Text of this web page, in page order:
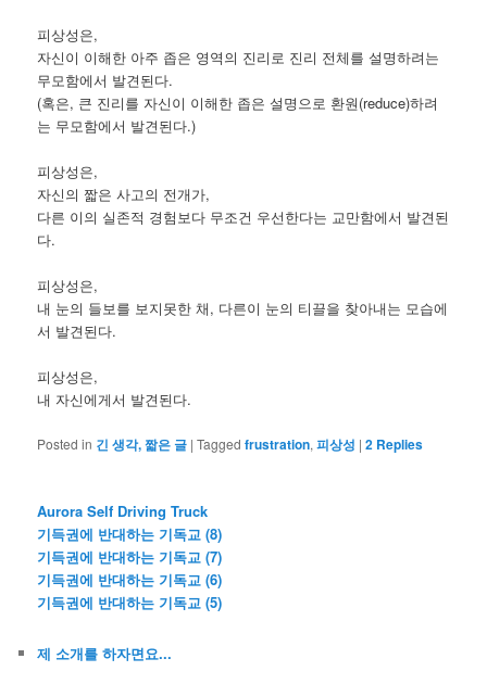
피상성은,
자신이 이해한 아주 좁은 영역의 진리로 진리 전체를 설명하려는
무모함에서 발견된다.
(혹은, 큰 진리를 자신이 이해한 좁은 설명으로 환원(reduce)하려
는 무모함에서 발견된다.)
피상성은,
자신의 짧은 사고의 전개가,
다른 이의 실존적 경험보다 무조건 우선한다는 교만함에서 발견된
다.
피상성은,
내 눈의 들보를 보지못한 채, 다른이 눈의 티끌을 찾아내는 모습에
서 발견된다.
피상성은,
내 자신에게서 발견된다.
Posted in 긴 생각, 짧은 글 |Tagged frustration,피상성 |2 Replies
Aurora Self Driving Truck
기득권에 반대하는 기독교 (8)
기득권에 반대하는 기독교 (7)
기득권에 반대하는 기독교 (6)
기득권에 반대하는 기독교 (5)
제 소개를 하자면요...